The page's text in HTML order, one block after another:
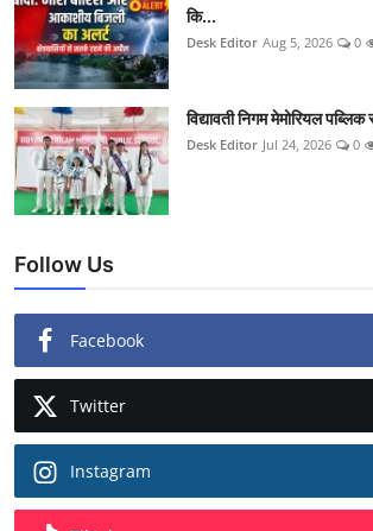
कि...
Desk Editor Aug 5, 2026 0
विद्यावती निगम मेमोरियल
Desk Editor Jul 24, 2026 0
Follow Us
Facebook
Twitter
Instagram